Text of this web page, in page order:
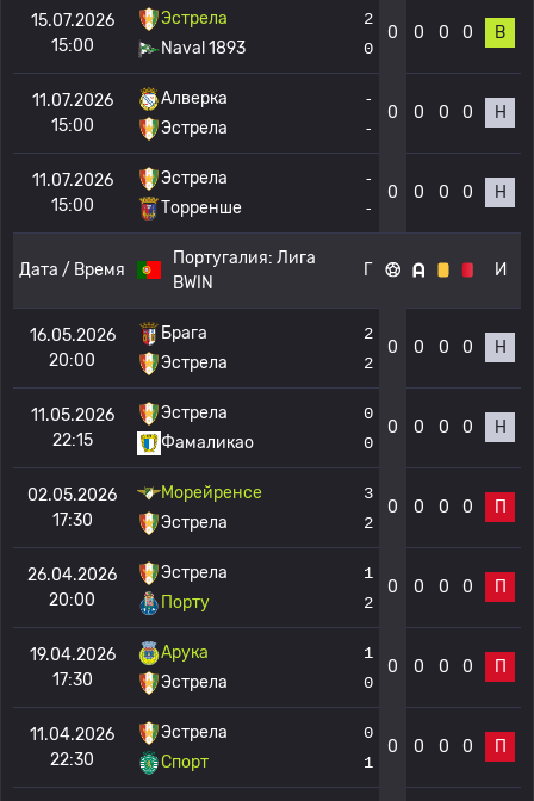
15.07.2026
15:00
Эстрела
Naval 1893
2
0
0 0 0 0 В
11.07.2026
15:00
Алверка
Эстрела
-
-
0 0 0 0 Н
11.07.2026
15:00
Эстрела
Торренше
-
-
0 0 0 0 Н
Дата / Время
Португалия: Лига
BWIN
Г И
16.05.2026
20:00
Брага
Эстрела
2
2
0 0 0 0 Н
11.05.2026
22:15
Эстрела
Фамаликао
0
0
0 0 0 0 Н
02.05.2026
17:30
Морейренсе
Эстрела
3
2
0 0 0 0 П
26.04.2026
20:00
Эстрела
Порту
1
2
0 0 0 0 П
19.04.2026
17:30
Арука
Эстрела
1
0
0 0 0 0 П
11.04.2026
22:30
Эстрела
Спорт
0
1
0 0 0 0 П